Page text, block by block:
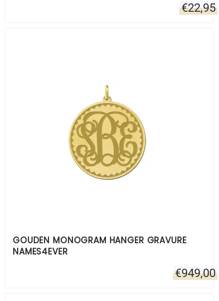
€22,95
GOUDEN MONOGRAM HANGER GRAVURE
NAMES4EVER
€949,00